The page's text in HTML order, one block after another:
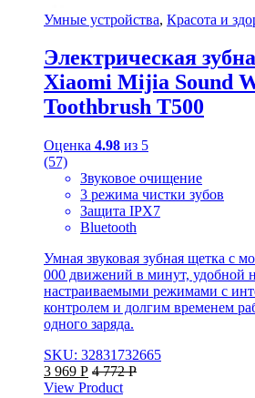
Умные устройства, Красота и
Электрическая
Xiaomi Mijia Sound
Toothbrush T500
Оценка 4.98 из 5
(57)
Звуковое очищение
3 режима чистки зубов
Защита IPX7
Bluetooth
Умная звуковая зубная щетка с
000 движений в минут, удобной
настраиваемыми режимами с
контролем и долгим временем
одного заряда.
SKU: 32831732665
3 969 Р 4 772Р
View Product